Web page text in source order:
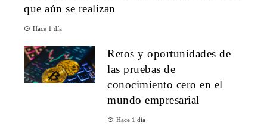
que aún se realizan
Hace 1 día
Retos y oportunidades de
las pruebas de
conocimiento cero en el
mundo empresarial
Hace 1 día